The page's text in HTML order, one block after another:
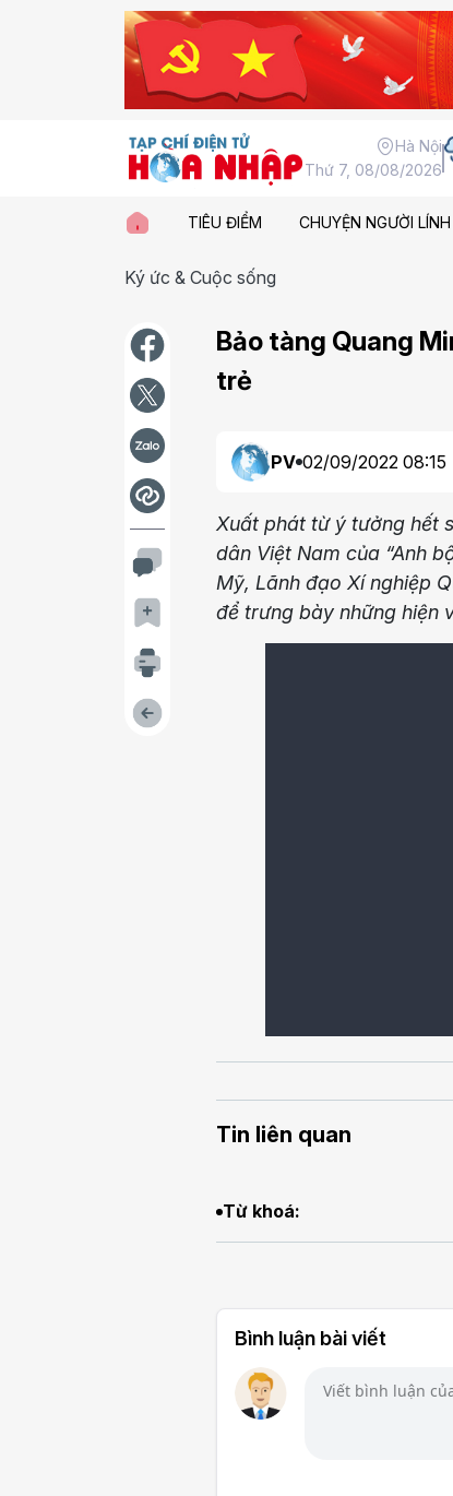
Hà Nội
Thứ 7, 08/08/2026
TIÊU ĐIỂM CHUYỆN NGƯỜI LÍNH
Ký ức & Cuộc sống
Bảo tàng Quang
trẻ
PV 02/09/2022 08:15
Xuất phát từ ý tưởng hết
dân Việt Nam của “Anh
Mỹ, Lãnh đạo Xí nghiệp
để trưng bày những hiện
Tin liên quan
Từ khoá:
Bình luận bài viết